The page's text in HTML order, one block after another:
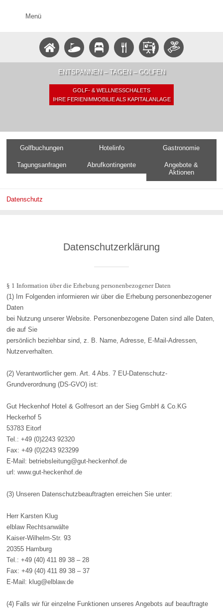
Menü
ENTSPANNEN – TAGEN – GOLFEN
GOLF- & WELLNESSCHALETS
IHRE FERIENIMMOBILIE ALS KAPITALANLAGE
Golfbuchungen Hotelinfo Gastronomie
Tagungsanfragen Abrufkontingente
Angebote &
Aktionen
Datenschutz
Datenschutzerklärung
§ 1 Information über die Erhebung personenbezogener Daten
(1) Im Folgenden informieren wir über die Erhebung personenbezogener
Daten
bei Nutzung unserer Website. Personenbezogene Daten sind alle Daten,
die auf Sie
persönlich beziehbar sind, z. B. Name, Adresse, E-Mail-Adressen,
Nutzerverhalten.
(2) Verantwortlicher gem. Art. 4 Abs. 7 EU-Datenschutz-
Grundverordnung (DS-GVO) ist:
Gut Heckenhof Hotel & Golfresort an der Sieg GmbH & Co.KG
Heckerhof 5
53783 Eitorf
Tel.: +49 (0)2243 92320
Fax: +49 (0)2243 923299
E-Mail: betriebsleitung@gut-heckenhof.de
url: www.gut-heckenhof.de
(3) Unseren Datenschutzbeauftragten erreichen Sie unter:
Herr Karsten Klug
elblaw Rechtsanwälte
Kaiser-Wilhelm-Str. 93
20355 Hamburg
Tel.: +49 (40) 411 89 38 – 28
Fax: +49 (40) 411 89 38 – 37
E-Mail: klug@elblaw.de
(4) Falls wir für einzelne Funktionen unseres Angebots auf beauftragte